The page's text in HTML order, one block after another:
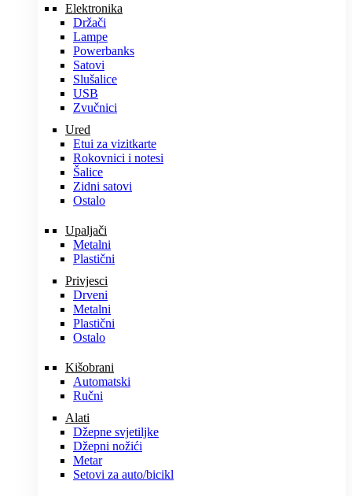
Elektronika
Držači
Lampe
Powerbanks
Satovi
Slušalice
USB
Zvučnici
Ured
Etui za vizitkarte
Rokovnici i notesi
Šalice
Zidni satovi
Ostalo
Upaljači
Metalni
Plastični
Privjesci
Drveni
Metalni
Plastični
Ostalo
Kišobrani
Automatski
Ručni
Alati
Džepne svjetiljke
Džepni nožići
Metar
Setovi za auto/bicikl